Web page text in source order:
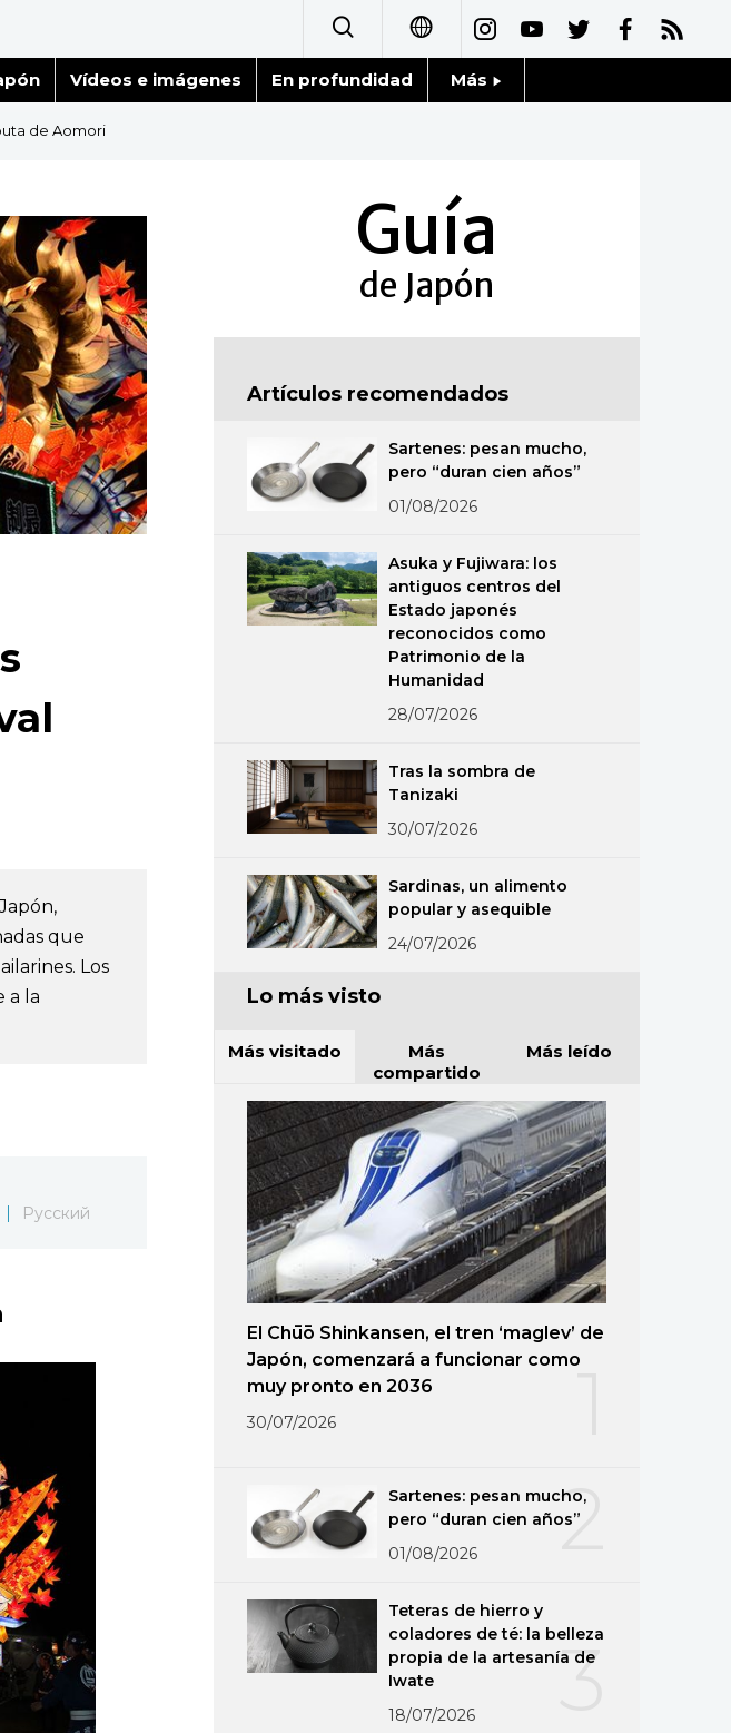
日本語
简体字
繁體字
Français
Vídeos e imágenes En profundidad Más
Fragmentos de Japón
Gente
Avisos
de Aomori
que
Los
a la
Русский
Guía
de Japón
Artículos recomendados
Sartenes: pesan mucho,
pero “duran cien años”
01/08/2026
Asuka y Fujiwara: los
antiguos centros del
Estado japonés
reconocidos como
Patrimonio de la
Humanidad
28/07/2026
Tras la sombra de
Tanizaki
30/07/2026
Sardinas, un alimento
popular y asequible
24/07/2026
Lo más visto
Más visitado
Más
compartido
Más leído
El Chūō Shinkansen, el tren ‘maglev’ de
Japón, comenzará a funcionar como
muy pronto en 2036
30/07/2026
2
Sartenes: pesan mucho,
pero “duran cien años”
01/08/2026
3
Teteras de hierro y
coladores de té: la belleza
propia de la artesanía de
Iwate
18/07/2026